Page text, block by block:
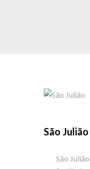
São Julião
São Julião